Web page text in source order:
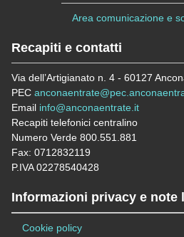
Area comunicazione e
Recapiti e contatti
Via dell’Artigianato n. 4 - 60127
PEC
Email info@anconaentrate.it
Recapiti telefonici centralino
Numero Verde 800.551.881
Fax: 0712832119
P.IVA 02278540428
Informazioni privacy e note
Cookie policy